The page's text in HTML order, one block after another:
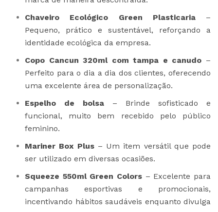
Chaveiro Ecológico Green Plasticaria–
Pequeno, prático e sustentável, reforçando a
identidade ecológica da empresa.
Copo Cancun 320ml com tampa e canudo –
Perfeito para o dia a dia dos clientes, oferecendo
uma excelente área de personalização.
Espelho de bolsa – Brinde sofisticado e
funcional, muito bem recebido pelo público
feminino.
Mariner Box Plus– Um item versátil que pode
ser utilizado em diversas ocasiões.
Squeeze 550ml Green Colors – Excelente para
campanhas esportivas e promocionais,
incentivando hábitos saudáveis enquanto divulga